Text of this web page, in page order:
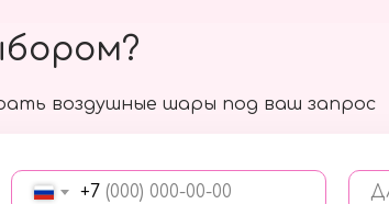
воздушные шары под ваш запрос
+7